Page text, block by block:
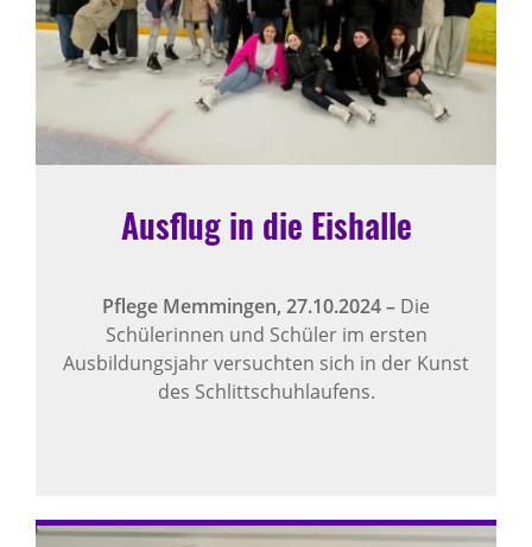
Ausflug in die Eishalle
Pflege Memmingen, 27.10.2024– Die
Schülerinnen und Schüler im ersten
Ausbildungsjahr versuchten sich in der Kunst
des Schlittschuhlaufens.